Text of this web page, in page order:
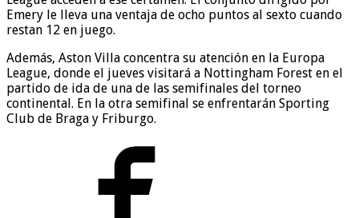
Emery le lleva una ventaja de ocho puntos al sexto cuando
restan 12 en juego.
Además, Aston Villa concentra su atención en la Europa
League, donde el jueves visitará a Nottingham Forest en el
partido de ida de una de las semifinales del torneo
continental. En la otra semifinal se enfrentarán Sporting
Club de Braga y Friburgo.